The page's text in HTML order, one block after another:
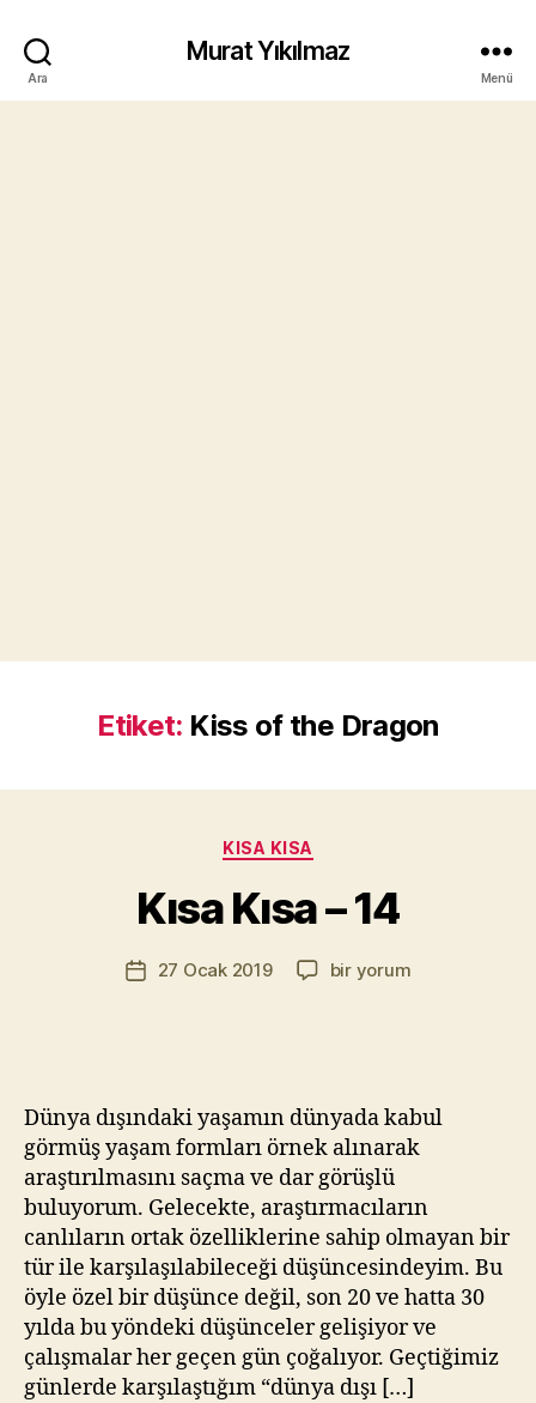
Ara
Murat Yıkılmaz
Menü
Etiket: Kiss of the Dragon
Kategoriler
KISA KISA
Kısa Kısa – 14
Yazının
yazarı
a
a
a
z
Yazı27 Ocak 2019
Kısa
bir yorum
Dünya dışındaki yaşamın dünyada kabul
görmüş yaşam formları örnek alınarak
araştırılmasını saçma ve dar görüşlü
buluyorum. Gelecekte, araştırmacıların
canlıların ortak özelliklerine sahip olmayan bir
tür ile karşılaşılabileceği düşüncesindeyim. Bu
öyle özel bir düşünce değil, son 20 ve hatta 30
yılda bu yöndeki düşünceler gelişiyor ve
çalışmalar her geçen gün çoğalıyor. Geçtiğimiz
günlerde karşılaştığım “dünya dışı […]